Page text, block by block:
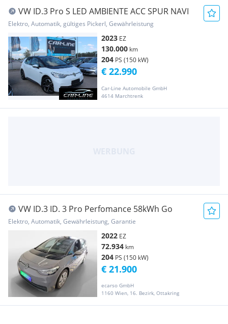
VW ID.3 Pro S LED AMBIENTE ACC SPUR NAVI
Elektro, Automatik, gültiges Pickerl, Gewährleistung
2023 EZ
130.000 km
204 PS (150 kW)
Car-Line Automobile GmbH
4614 Marchtrenk
€ 22.990
VW ID.3 ID. 3 Pro Perfomance 58kWh Go
Elektro, Automatik, Gewährleistung, Garantie
2022 EZ
72.934 km
204 PS (150 kW)
ecarso GmbH
1160 Wien, 16. Bezirk, Ottakring
€ 21.900